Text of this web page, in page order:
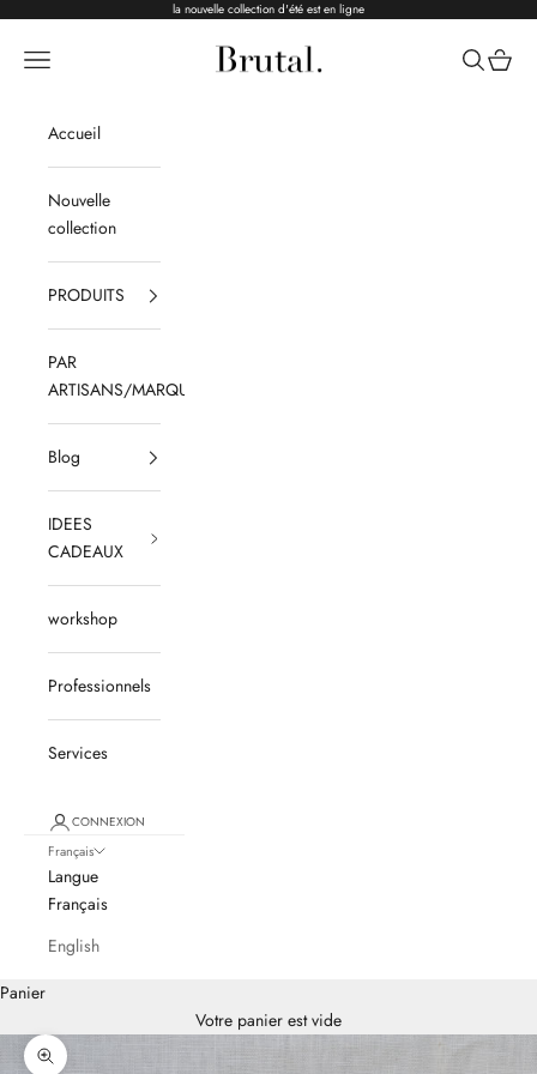
la nouvelle collection d'été est en ligne
Brutal Ceramics
Menu Recherche
Panier
Accueil
Nouvelle
collection
PRODUITS
PAR
ARTISANS/MARQUES
Blog
IDEES
CADEAUX
workshop
Professionnels
Services
CONNEXION
Français
Langue
Français
English
Panier
Votre panier est vide
Zoomer sur l'image